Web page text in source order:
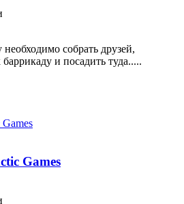
собрать друзей,
и посадить туда.....
Games